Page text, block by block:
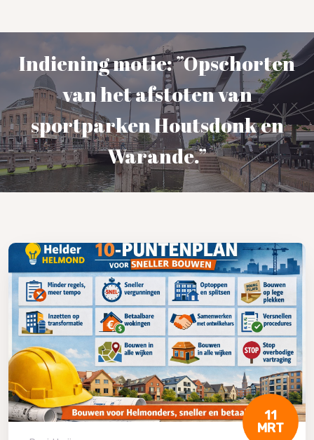
Indiening motie: ”Opschorten
van het afstoten van
sportparken Houtsdonk en
Warande.”
11
MRT